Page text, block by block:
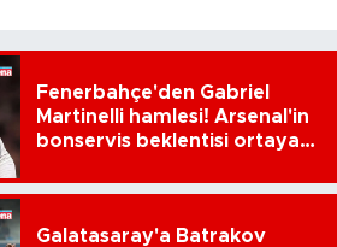
Fenerbahçe'den Gabriel
Martinelli hamlesi! Arsenal'in
bonservis beklentisi ortaya
Galatasaray'a Batrakov